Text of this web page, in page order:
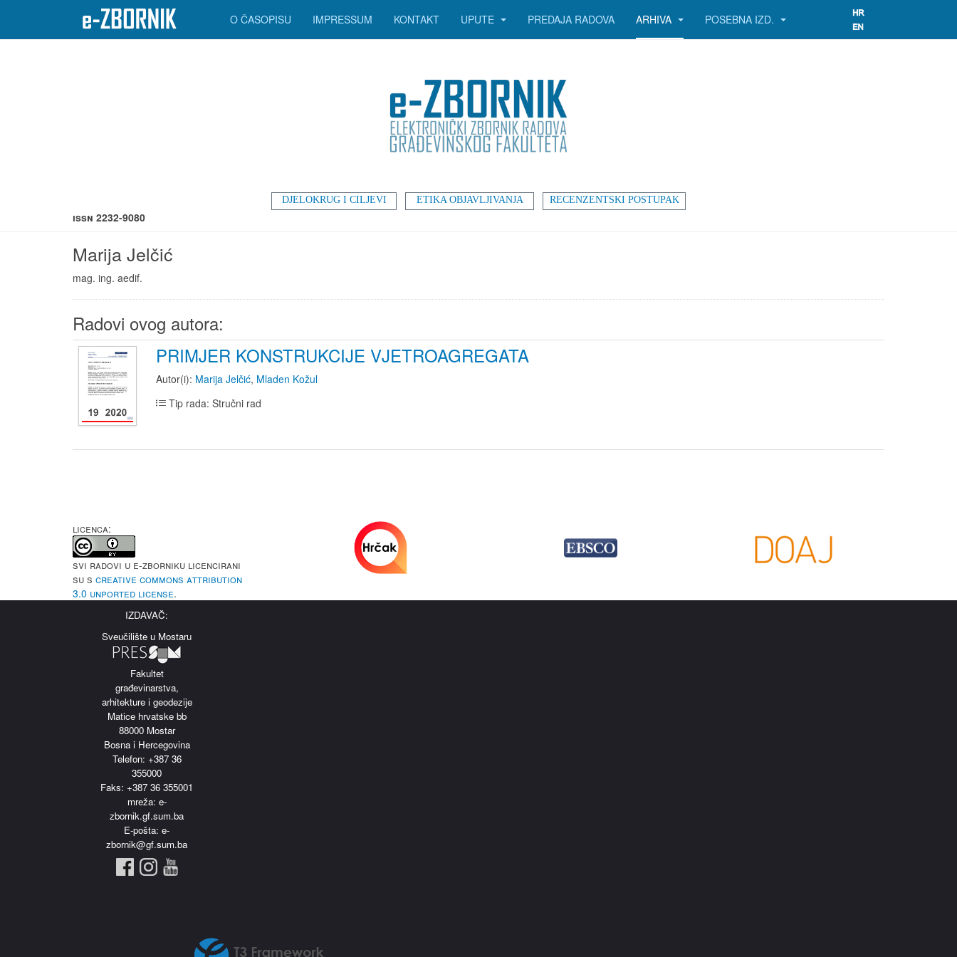
DJELOKRUG I CILJEVI ETIKA OBJAVLJIVANJA RECENZENTSKI POSTUPAK
O ČASOPISU IMPRESSUM KONTAKT UPUTE PREDAJA RADOVA ARHIVA POSEBNA IZD.
ISSN 2232-9080
Marija Jelčić
mag. ing. aedif.
Radovi ovog autora:
PRIMJER KONSTRUKCIJE VJETROAGREGATA
Autor(i): Marija Jelčić, Mladen Kožul
Tip rada: Stručni rad
LICENCA:
Svi radovi u e-Zborniku licencirani
su s Creative Commons Attribution
3.0 Unported License.
IZDAVAČ:
Sveučilište u Mostaru
Fakultet
građevinarstva,
arhitekture i geodezije
Matice hrvatske bb
88000 Mostar
Bosna i Hercegovina
Telefon: +387 36
355000
Faks: +387 36 355001
mreža: e-
zbornik.gf.sum.ba
E-pošta: e-
zbornik@gf.sum.ba